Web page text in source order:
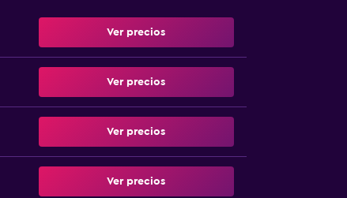
Ver precios
Ver precios
Ver precios
Ver precios